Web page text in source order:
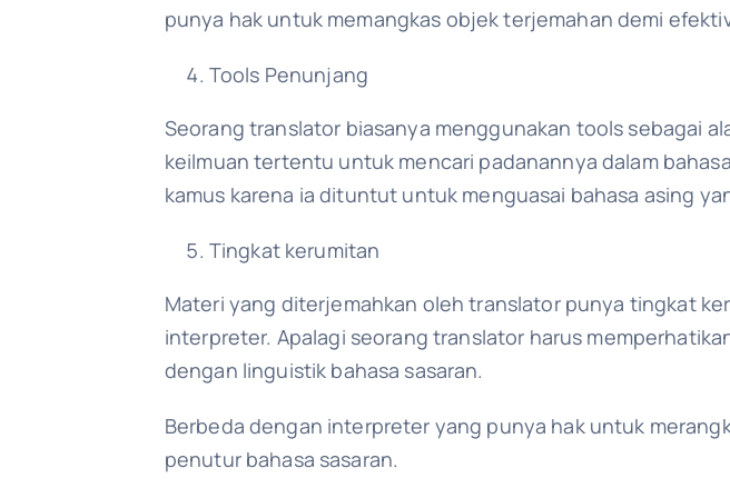
punya hak untuk memangkas objek terjemahan demi
Tools Penunjang
Seorang translator biasanya menggunakan tools sebagai
keilmuan tertentu untuk mencari padanannya dalam
kamus karena ia dituntut untuk menguasai bahasa asing
Tingkat kerumitan
Materi yang diterjemahkan oleh translator punya tingkat
interpreter. Apalagi seorang translator harus
dengan linguistik bahasa sasaran.
Berbeda dengan interpreter yang punya hak untuk
penutur bahasa sasaran.